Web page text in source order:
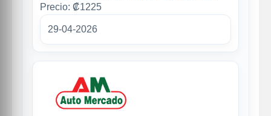
Precio: ₡1225
29-04-2026